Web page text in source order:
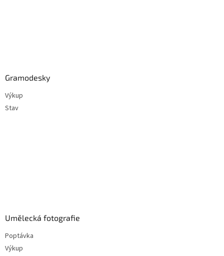
Gramodesky
Výkup
Stav
Umělecká fotografie
Poptávka
Výkup